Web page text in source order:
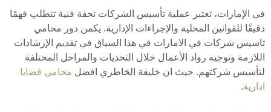
في الإمارات، تعتبر عملية تأسيس الشركات تحفة فنية تتطلب فهمًا
دقيقًا للقوانين المحلية والإجراءات الإدارية. يكمن دور محامي
تاسيس شركات في الامارات في هذا السياق في تقديم الإرشادات
اللازمة وتوجيه رواد الأعمال خلال التحديات والمراحل المختلفة
لتأسيس شركتهم. حيث ان خليفة الخاطري افضل محامي قضايا
ادارية.